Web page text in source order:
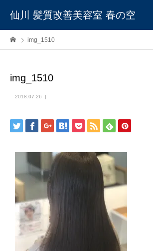
仙川 髪質改善美容室 春の空
img_1510
img_1510
2018.07.26